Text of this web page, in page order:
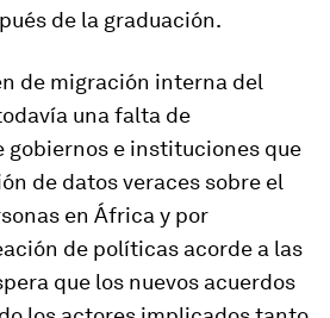
de la graduación.
de migración interna del
una falta de
gobiernos e instituciones que
de datos veraces sobre el
en África y por
de políticas acorde a las
que los nuevos acuerdos